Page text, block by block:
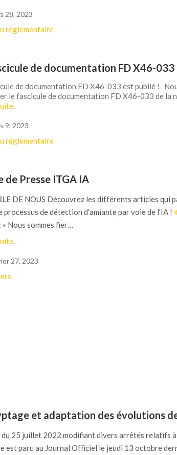
28, 2023
réglementaire
de documentation FD X46-033
de documentation FD X46-033 est publié !
le fascicule de documentation FD X46-033 de la
.
9, 2023
réglementaire
de Presse ITGA IA
DE NOUS Découvrez les différents articles qui
processus de détection d’amiante par voie de l’IA !
« Nous sommes fier…
27, 2023
et adaptation des évolutions
du 25 juillet 2022 modifiant divers arrêtés relatifs
est paru au Journal Officiel le jeudi 13 octobre